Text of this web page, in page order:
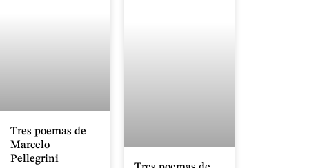
Tres poemas de
Marcelo
Pellegrini